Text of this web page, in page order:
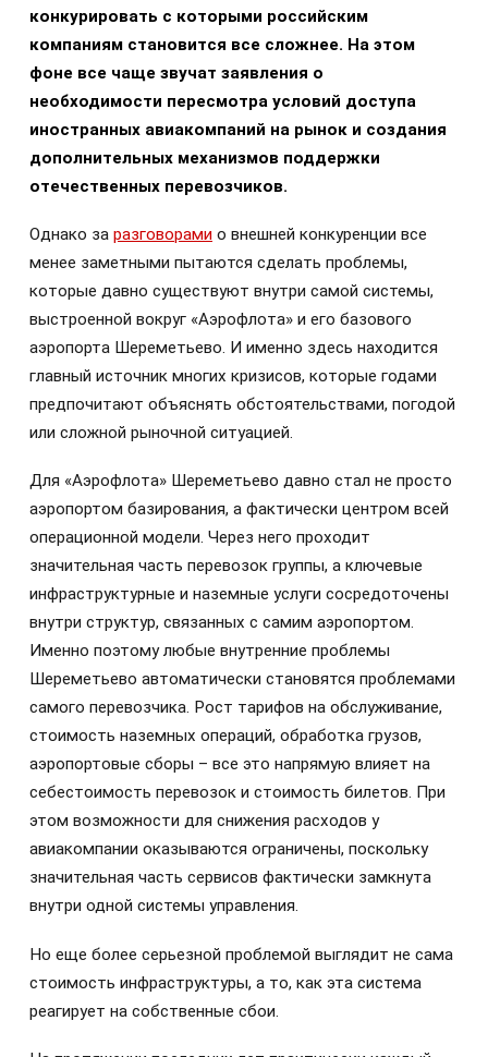
конкурировать с которыми российским
компаниям становится все сложнее. На этом
фоне все чаще звучат заявления о
необходимости пересмотра условий доступа
иностранных авиакомпаний на рынок и создания
дополнительных механизмов поддержки
отечественных перевозчиков.
Однако за разговорами о внешней конкуренции все
менее заметными пытаются сделать проблемы,
которые давно существуют внутри самой системы,
выстроенной вокруг «Аэрофлота» и его базового
аэропорта Шереметьево. И именно здесь находится
главный источник многих кризисов, которые годами
предпочитают объяснять обстоятельствами, погодой
или сложной рыночной ситуацией.
Для «Аэрофлота» Шереметьево давно стал не просто
аэропортом базирования, а фактически центром всей
операционной модели. Через него проходит
значительная часть перевозок группы, а ключевые
инфраструктурные и наземные услуги сосредоточены
внутри структур, связанных с самим аэропортом.
Именно поэтому любые внутренние проблемы
Шереметьево автоматически становятся проблемами
самого перевозчика. Рост тарифов на обслуживание,
стоимость наземных операций, обработка грузов,
аэропортовые сборы – все это напрямую влияет на
себестоимость перевозок и стоимость билетов. При
этом возможности для снижения расходов у
авиакомпании оказываются ограничены, поскольку
значительная часть сервисов фактически замкнута
внутри одной системы управления.
Но еще более серьезной проблемой выглядит не сама
стоимость инфраструктуры, а то, как эта система
реагирует на собственные сбои.